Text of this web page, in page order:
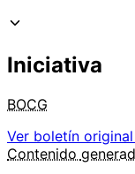
Iniciativa
BOCG
Ver boletín original
Contenido